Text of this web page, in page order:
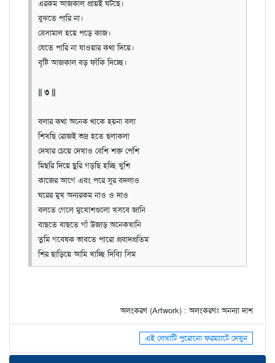
এরকম আজকাল প্রায়ই ঘটছে।
বুঝতে পারি না।
বেসামাল হয়ে পড়ে কাজ।
যেতে পারি না যাওয়ার কথা দিয়ে।
বৃষ্টি আজকাল বড় ফাঁকি দিচ্ছে।
|| ৩ ||
বলার কথা অনেক থাকে হয়না বলা
শিখছি রোজই ভদ্র হতে ছলাকলা
দেখার চেয়ে দেখাও বেশি শক্ত পেশি
মিছরি দিয়ে ছুরি গড়ছি হচ্ছি খুশি
কাজের আগে এবং পরে সুর বদলাও
ঘরের মুখ অন্যরকম নাও ও দাও
বলতে গেলে মুখোশগুলো খসবে জানি
বাছতে বাছতে গাঁ উজাড় অনেকখানি
তুমি গবেষক ভাবতে পারো প্রবাদপ্রতিম
শির ছাড়িয়ে আমি খাচ্ছি দিব্যি সিম
অলংকরণ (Artwork) : অলংকরণঃ অনন্যা দাশ
এই লেখাটি পুরোনো ফরম্যাটে দেখুন